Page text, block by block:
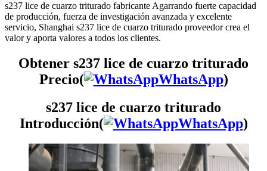
s237 lice de cuarzo triturado fabricante Agarrando fuerte capacidad
de producción, fuerza de investigación avanzada y excelente
servicio, Shanghai s237 lice de cuarzo triturado proveedor crea el
valor y aporta valores a todos los clientes.
Obtener s237 lice de cuarzo triturado
Precio(
WhatsApp)
s237 lice de cuarzo triturado
Introducción(
WhatsApp)